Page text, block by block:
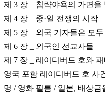
제 3 장 _ 침략야욕의 가면을
제 4 장 _ 중·일 전쟁의 시작
제 5 장 _ 외국 기자들은 모
제 6 장 _ 외국인 선교사들
제 7 장 _ 레이디버드 호와
영국 포함 레이디버드 호 사
명 / 영화 필름 / 일본, 배상금